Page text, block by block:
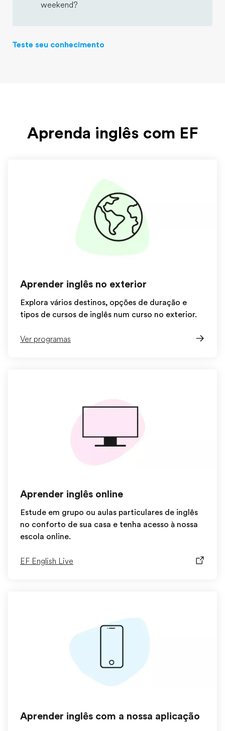
weekend?
Teste seu conhecimento
Aprenda inglês com EF
Aprender inglês no exterior
Explora vários destinos, opções de duração e
tipos de cursos de inglês num curso no exterior.
Ver programas
Aprender inglês online
Estude em grupo ou aulas particulares de inglês
no conforto de sua casa e tenha acesso à nossa
escola online.
EF English Live
Aprender inglês com a nossa aplicação